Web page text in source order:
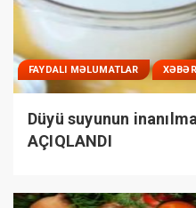
FAYDALI MƏLUMATLAR
Düyü suyunun
AÇIQLANDI